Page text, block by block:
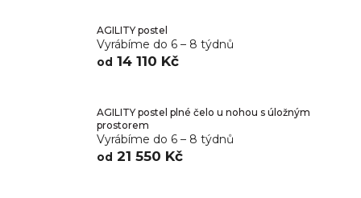
AGILITY postel
Vyrábíme do 6 – 8 týdnů
od 14 110 Kč
AGILITY postel plné čelo u nohou s úložným
prostorem
Vyrábíme do 6 – 8 týdnů
od 21 550 Kč